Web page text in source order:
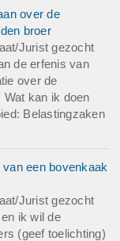
over de
broer
Jurist gezocht
de erfenis van
over de
kan ik doen
Belastingzaken
een bovenkaak
Jurist gezocht
ik wil de
(geef toelichting)